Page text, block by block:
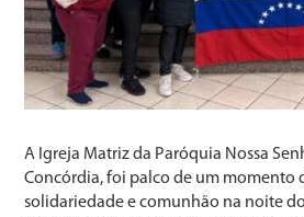
A Igreja Matriz da Paróquia Nossa
Concórdia, foi palco de um momento
solidariedade e comunhão na noite